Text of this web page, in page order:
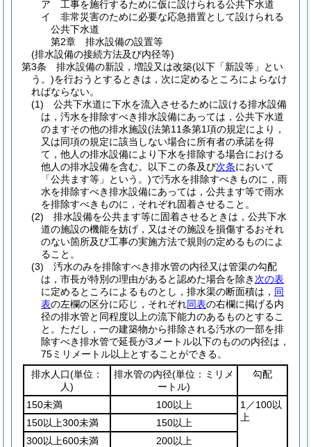
ア
工事を施行するために仮に設けられる公共下水道
イ
非常災害のために必要な応急措置として設けられる
公共下水道
第2章
排水設備の設置等
(排水設備の接続方法及び内径等)
第3条
排水設備の新設，増設又は改築(以下「新設等」とい
う。)を行おうとするときは，次に定めるところによらなけ
ればならない。
(1)
公共下水道に下水を流入させるために設ける排水設備
は，汚水を排除すべき排水設備にあっては，公共下水道
のますその他の排水施設(法第11条第1項の規定により，
又は同項の規定に該当しない場合に所有者の承諾を得
て，他人の排水設備により下水を排除する場合における
他人の排水設備を含む。以下この条及び次条において
「公共ます等」という。)で汚水を排除すべきものに，雨
水を排除すべき排水設備にあっては，公共ます等で雨水
を排除すべきものに，それぞれ固着させること。
(2)
排水設備を公共ます等に固着させるときは，公共下水
道の施設の機能を妨げ，又はその施設を損傷するおそれ
のない箇所及び工事の実施方法で規則の定めるものによ
ること。
(3)
汚水のみを排除すべき排水管の内径又は管渠の勾配
は，市長が特別の理由があると認めた場合を除き 次の表
に定めるところによるものとし，排水渠の断面積は， 同
表の左欄の区分に応じ，それぞれ同表の右欄に掲げる内
径の排水管と同程度以上の流下能力のあるものとするこ
と。 ただし，一の建築物から排除される汚水の一部を排
除すべき排水管で延長が3メートル以下のものの内径は，
75ミリメートル以上とすることができる。
排水人口(単位：
人)
排水管の内径(単位：ミリメ
ートル)
勾配
150未満 100以上
1／100以
上
150以上300未満
150以上
300以上600未満
200以上